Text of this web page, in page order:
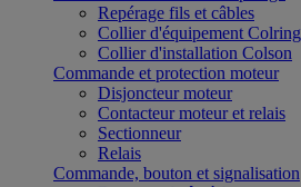
Repérage fils et câbles
Collier d'équipement Colring
Collier d'installation Colson
Commande et protection moteur
Disjoncteur moteur
Contacteur moteur et relais
Sectionneur
Relais
Commande, bouton et signalisation